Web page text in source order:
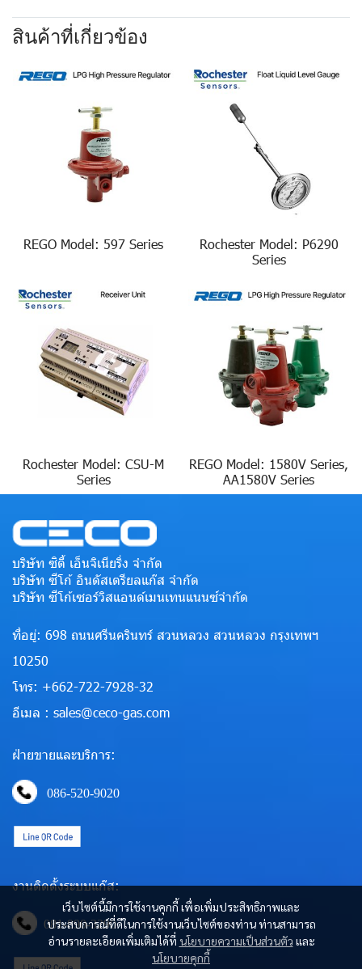
สินค้าที่เกี่ยวข้อง
REGO Model: 597 Series
Rochester Model: P6290
Series
Rochester Model: CSU-M
Series
REGO Model: 1580V Series,
AA1580V Series
เว็บไซต์นี้มีการใช้งานคุกกี้ เพื่อเพิ่มประสิทธิภาพและ
ประสบการณ์ที่ดีในการใช้งานเว็บไซต์ของท่าน ท่านสามารถ
อ่านรายละเอียดเพิ่มเติมได้ที่ นโยบายความเป็นส่วนตัว และ
นโยบายคุกกี้
บริษัท ซิตี้ เอ็นจิเนียริ่ง จำกัด
บริษัท ซีโก้ อินดัสเตรียลแก๊ส จำกัด
บริษัท ซีโก้เซอร์วิสแอนด์เมนเทนแนนซ์จำกัด
ที่อยู่: 698 ถนนศรีนครินทร์ สวนหลวง สวนหลวง กรุงเทพฯ
10250
โทร: +662-722-7928-32
อีเมล : sales@ceco-gas.com
ฝ่ายขายและบริการ:
086-520-9020
งานติดตั้งระบบแก๊ส:
081-890-3290